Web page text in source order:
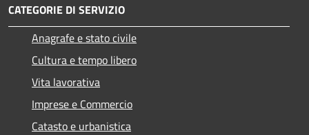
CATEGORIE DI SERVIZIO
Anagrafe e stato civile
Cultura e tempo libero
Vita lavorativa
Imprese e Commercio
Catasto e urbanistica